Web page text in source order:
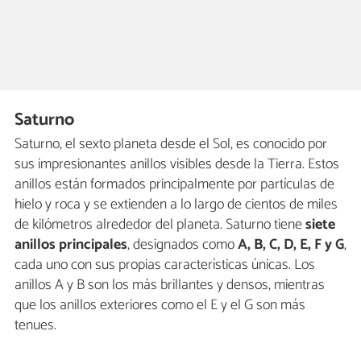
Saturno
Saturno, el sexto planeta desde el Sol, es conocido por
sus impresionantes anillos visibles desde la Tierra. Estos
anillos están formados principalmente por partículas de
hielo y roca y se extienden a lo largo de cientos de miles
de kilómetros alrededor del planeta. Saturno tienesiete
anillos principales, designados comoA, B, C, D, E, F y G,
cada uno con sus propias características únicas. Los
anillos A y B son los más brillantes y densos, mientras
que los anillos exteriores como el E y el G son más
tenues.